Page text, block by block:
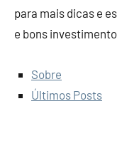
para mais dicas e
e bons
Sobre
Últimos Posts